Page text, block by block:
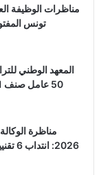
مناظرات الوظيفة
تونس
المعهد الوطني
50 عامل صنف 1 – آخر أجل 21 أوت 2026
مناظرة